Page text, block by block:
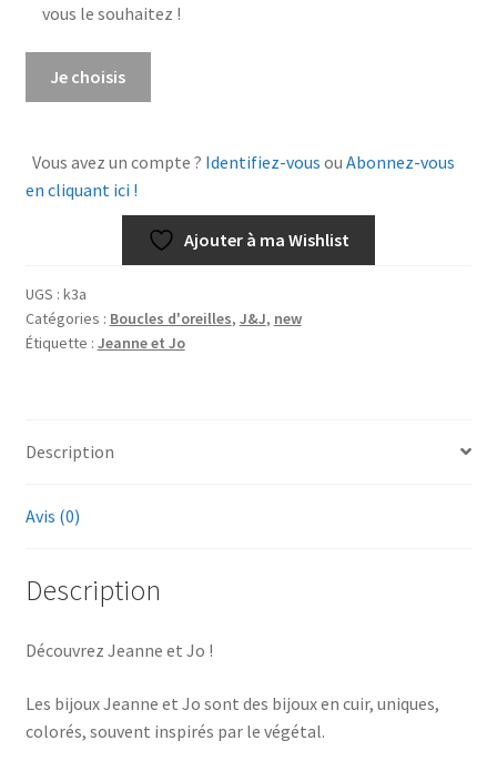
vous le souhaitez !
Azur
Je choisis
Vous avez un compte ? Identifiez-vous ou Abonnez-vous
en cliquant ici !
Ajouter à ma Wishlist
UGS : k3a
Catégories : Boucles d'oreilles, J&J, new
Étiquette : Jeanne et Jo
Description
Avis (0)
Description
Découvrez Jeanne et Jo !
Les bijoux Jeanne et Jo sont des bijoux en cuir, uniques,
colorés, souvent inspirés par le végétal.